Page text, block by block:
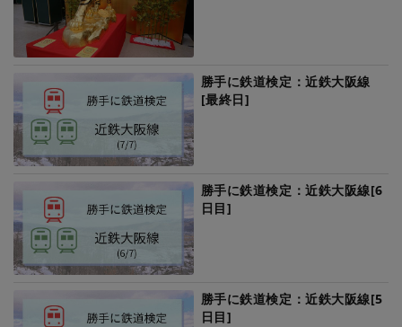
勝手に鉄道検定：近鉄大阪線
[最終日]
勝手に鉄道検定：近鉄大阪線[6
日目]
勝手に鉄道検定：近鉄大阪線[5
日目]